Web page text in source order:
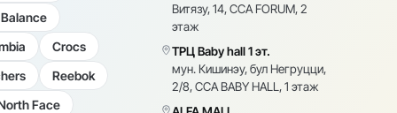
Crocs
Reebok
Face
Витязу, 14, CCA FORUM, 2
этаж
ТРЦ Baby hall 1 эт.
мун. Кишинэу, бул Негруцци,
2/8, CCA BABY HALL, 1 этаж